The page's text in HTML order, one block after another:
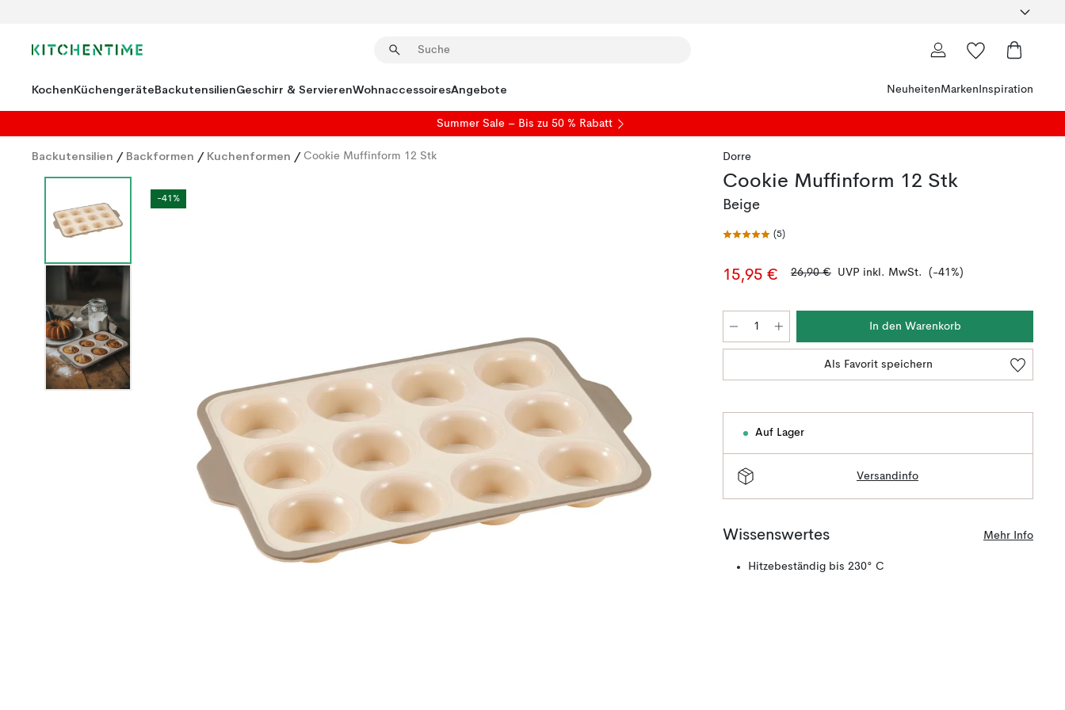
KochenKüchengeräteBackutensilienGeschirr & ServierenWohnaccessoiresAngebote NeuheitenMarken Inspiration
Summer Sale – Bis zu 50 % Rabatt
Backutensilien / Backformen / Kuchenformen / Cookie Muffinform 12 Stk
-41%
Dorre
Cookie Muffinform 12 Stk
Beige
(5)
15,95 € 26,90 € UVP inkl. MwSt. (-41%)
In den Warenkorb
Als Favorit speichern
Auf Lager
Versandinfo
Wissenswertes Mehr Info
Hitzebeständig bis 230° C